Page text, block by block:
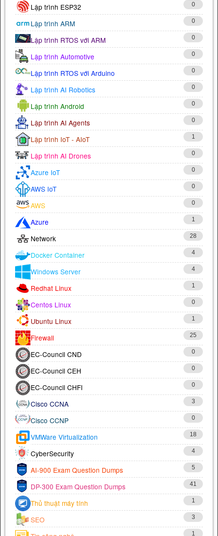
Lập trình ESP32 0
Lập trình ARM 0
Lập trình RTOS với ARM 0
Lập trình Automotive 0
Lập trình RTOS với Arduino 0
Lập trình AI Robotics 0
Lập trình Android 0
Lập trình AI Agents 0
Lập trình IoT - AIoT 1
Lập trình AI Drones 0
Azure IoT 0
AWS IoT 0
AWS 0
Azure 1
Network 28
Docker Container 4
Windows Server 4
Redhat Linux 1
Centos Linux 0
Ubuntu Linux 1
Firewall 25
EC-Council CND 0
EC-Council CEH 0
EC-Council CHFI 0
Cisco CCNA 3
Cisco CCNP 0
VMWare Virtualization 18
CyberSecurity 4
AI-900 Exam Question Dumps 5
DP-300 Exam Question Dumps 41
Thủ thuật máy tính 1
SEO 3
1